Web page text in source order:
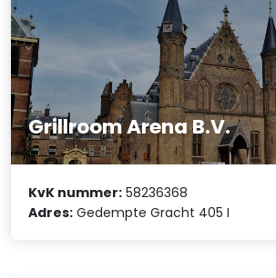
Grillroom Arena B.V.
KvK nummer: 58236368
Adres: Gedempte Gracht 405 I